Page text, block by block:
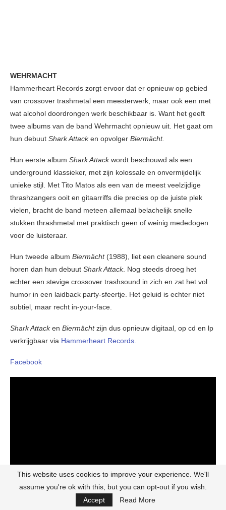
WEHRMACHT
Hammerheart Records zorgt ervoor dat er opnieuw op gebied
van crossover trashmetal een meesterwerk, maar ook een met
wat alcohol doordrongen werk beschikbaar is. Want het geeft
twee albums van de band Wehrmacht opnieuw uit. Het gaat om
hun debuut Shark Attacken opvolger Biermächt.
Hun eerste album Shark Attackwordt beschouwd als een
underground klassieker, met zijn kolossale en onvermijdelijk
unieke stijl. Met Tito Matos als een van de meest veelzijdige
thrashzangers ooit en gitaarriffs die precies op de juiste plek
vielen, bracht de band meteen allemaal belachelijk snelle
stukken thrashmetal met praktisch geen of weinig mededogen
voor de luisteraar.
Hun tweede album Biermächt (1988), liet een cleanere sound
horen dan hun debuut Shark Attack. Nog steeds droeg het
echter een stevige crossover trashsound in zich en zat het vol
humor in een laidback party-sfeertje. Het geluid is echter niet
subtiel, maar recht in-your-face.
Shark Attacken Biermächtzijn dus opnieuw digitaal, op cd en lp
verkrijgbaar via Hammerheart Records.
Facebook
This website uses cookies to improve your experience. We'll
assume you're ok with this, but you can opt-out if you wish.
Accept
Read More